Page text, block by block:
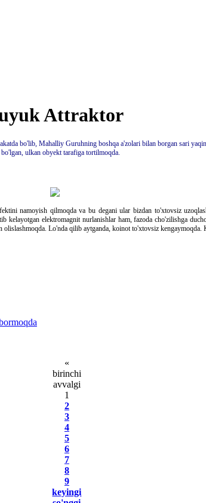
Attraktor
bo'lib, Mahalliy Guruhning boshqa a'zolari bilan borgan sari
bo'lgan, ulkan obyekt tarafiga tortilmoqda.
namoyish qilmoqda va bu degani ular bizdan to'xtovsiz
kelayotgan elektromagnit nurlanishlar ham, fazoda cho'zilishga
Lo'nda qilib aytganda, koinot to'xtovsiz kengaymoqda.
«
birinchi
avvаlgi
1
2
3
4
5
6
7
8
9
kеyingi